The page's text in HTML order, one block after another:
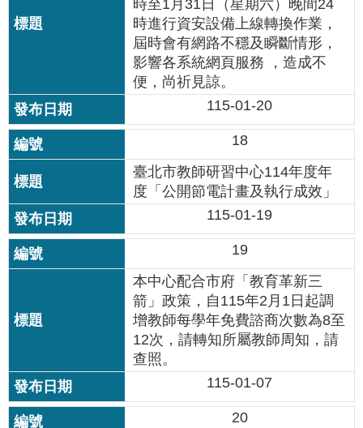
時至1月31日（星期六）晚間24
時進行資安設備上線轉換作業，
屆時會有網路不穩及瞬斷情形，
影響各系統網頁服務 ，造成不
便，尚祈見諒。
115-01-20
18
臺北市教師研習中心114年度年
度「公開節電計畫及執行成效」
115-01-19
19
本中心配合市府「教育革新三
箭」政策，自115年2月1日起調
增教師每學年免費諮商次數為8至
12次，請轉知所屬教師周知，請
查照。
115-01-07
20